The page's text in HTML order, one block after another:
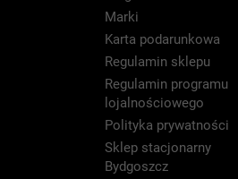
Marki
Karta podarunkowa
Regulamin sklepu
Regulamin programu
lojalnościowego
Polityka prywatności
Sklep stacjonarny
Bydgoszcz